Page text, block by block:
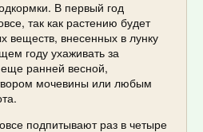
В первый год
так как растению будет
веществ, внесенных в лунку
году ухаживать за
ранней весной,
мочевины или любым
подпитывают раз в четыре